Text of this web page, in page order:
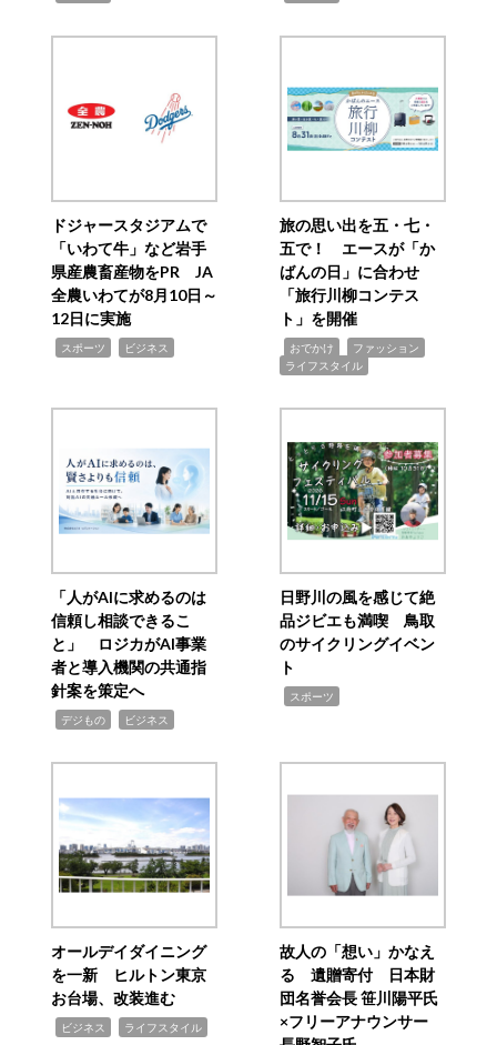
ドジャースタジアムで
「いわて牛」など岩手
県産農畜産物をPR JA
全農いわてが8月10日～
12日に実施
スポーツ ビジネス
旅の思い出を五・七・
五で！ エースが「か
ばんの日」に合わせ
「旅行川柳コンテス
ト」を開催
おでかけ ファッション
ライフスタイル
「人がAIに求めるのは
信頼し相談できるこ
と」 ロジカがAI事業
者と導入機関の共通指
針案を策定へ
デジもの ビジネス
日野川の風を感じて絶
品ジビエも満喫 鳥取
のサイクリングイベン
ト
スポーツ
オールデイダイニング
を一新 ヒルトン東京
お台場、改装進む
ビジネス ライフスタイル
故人の「想い」かなえ
る 遺贈寄付 日本財
団名誉会長 笹川陽平氏
×フリーアナウンサー